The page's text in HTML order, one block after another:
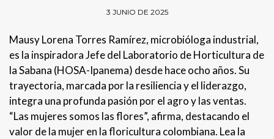
3 JUNIO DE 2025
Mausy Lorena Torres Ramírez, microbióloga industrial,
es la inspiradora Jefe del Laboratorio de Horticultura de
la Sabana (HOSA-Ipanema) desde hace ocho años. Su
trayectoria, marcada por la resiliencia y el liderazgo,
integra una profunda pasión por el agro y las ventas.
“Las mujeres somos las flores”, afirma, destacando el
valor de la mujer en la floricultura colombiana. Lea la